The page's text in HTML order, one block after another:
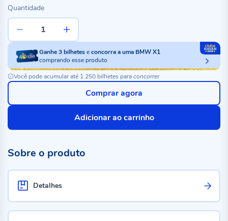
Quantidade
Ganhe3bilheteseconcorra a uma BMW X1
comprando esse produto
Você pode acumular até 1.250 bilhetes para concorrer
Adicionar ao carrinho
Comprar agora
Sobre o produto
Detalhes